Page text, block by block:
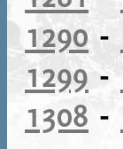
1290-
1299-
1308 -